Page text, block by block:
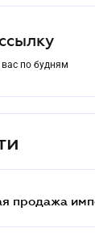
по будням
продажа